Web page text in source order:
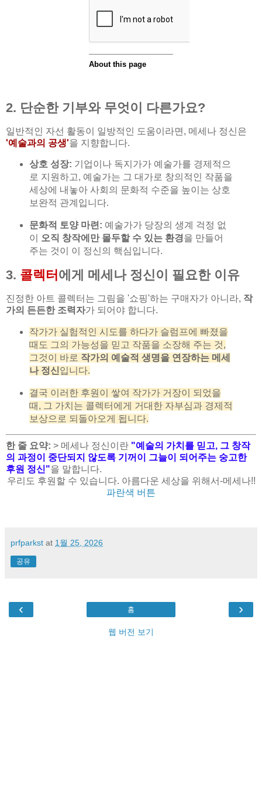
2. 단순한 기부와 무엇이 다른가요?
일반적인 자선 활동이 일방적인 도움이라면, 메세나 정신은
'예술과의 공생'을 지향합니다.
상호 성장: 기업이나 독지가가 예술가를 경제적으
로 지원하고, 예술가는 그 대가로 창의적인 작품을
세상에 내놓아 사회의 문화적 수준을 높이는 상호
보완적 관계입니다.
문화적 토양 마련: 예술가가 당장의 생계 걱정 없
이
오직 창작에만 몰두할 수 있는 환경을 만들어
주는 것이 이 정신의 핵심입니다.
3. 콜렉터 에게 메세나 정신이 필요한 이유
진정한 아트 콜렉터는 그림을 '쇼핑'하는 구매자가 아니라, 작
가의 든든한 조력자가 되어야 합니다.
작가가 실험적인 시도를 하다가 슬럼프에 빠졌을
때도 그의 가능성을 믿고 작품을 소장해 주는 것,
그것이 바로 작가의 예술적 생명을 연장하는 메세
나 정신입니다.
결국 이러한 후원이 쌓여 작가가 거장이 되었을
때, 그 가치는 콜렉터에게 거대한 자부심과 경제적
보상으로 되돌아오게 됩니다.
한 줄 요약: > 메세나 정신이란 "예술의 가치를 믿고, 그 창작
의 과정이 중단되지 않도록 기꺼이 그늘이 되어주는 숭고한
후원 정신"을 말합니다.
우리도 후원할 수 있습니다. 아름다운 세상을 위해서-메세나!!
파란색 버튼
prfparkst at 1월 25, 2026
공유
‹ ›
홈
웹 버전 보기